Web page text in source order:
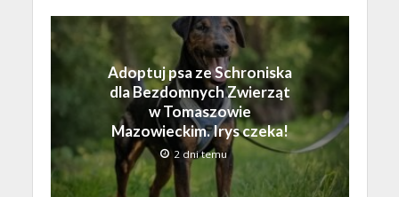
Adoptuj psa ze Schroniska
dla Bezdomnych Zwierząt
w Tomaszowie
Mazowieckim. Irys czeka!
2 dni temu